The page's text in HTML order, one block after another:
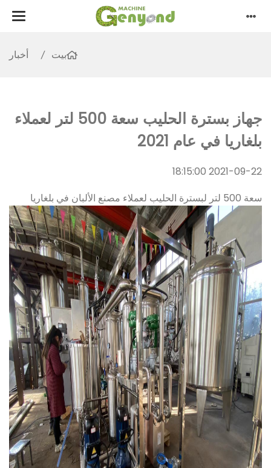
بيت أخبار
جهاز بسترة الحليب سعة 500 لتر لعملاء
بلغاريا في عام 2021
2021-09-22 18:15:00
سعة 500 لتر لبسترة الحليب لعملاء مصنع الألبان في بلغاريا